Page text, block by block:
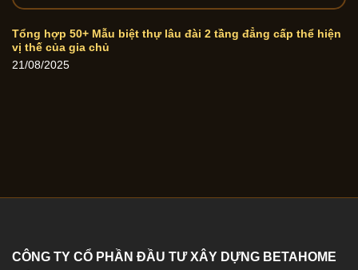
Tổng hợp 50+ Mẫu biệt thự lâu đài 2 tầng đẳng cấp thể hiện
vị thế của gia chủ
21/08/2025
CÔNG TY CỔ PHẦN ĐẦU TƯ XÂY DỰNG BETAHOME